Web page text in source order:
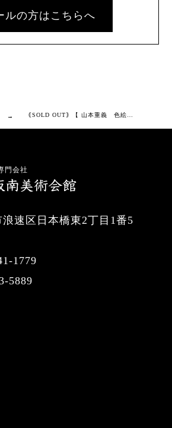
ルの方はこちらへ
門会社
速区日本橋東2丁目1番5
1779
5889